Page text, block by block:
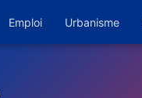
Emploi Urbanisme